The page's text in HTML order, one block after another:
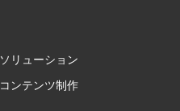
ソリューション
コンテンツ制作